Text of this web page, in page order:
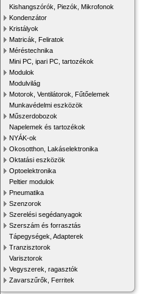
Kishangszórók, Piezók, Mikrofonok
Kondenzátor
Kristályok
Matricák, Feliratok
Méréstechnika
Mini PC, ipari PC, tartozékok
Modulok
Modulvilág
Motorok, Ventilátorok, Fűtőelemek
Munkavédelmi eszközök
Műszerdobozok
Napelemek és tartozékok
NYÁK-ok
Okosotthon, Lakáselektronika
Oktatási eszközök
Optoelektronika
Peltier modulok
Pneumatika
Szenzorok
Szerelési segédanyagok
Szerszám és forrasztás
Tápegységek, Adapterek
Tranzisztorok
Varisztorok
Vegyszerek, ragasztók
Zavarszűrők, Ferritek